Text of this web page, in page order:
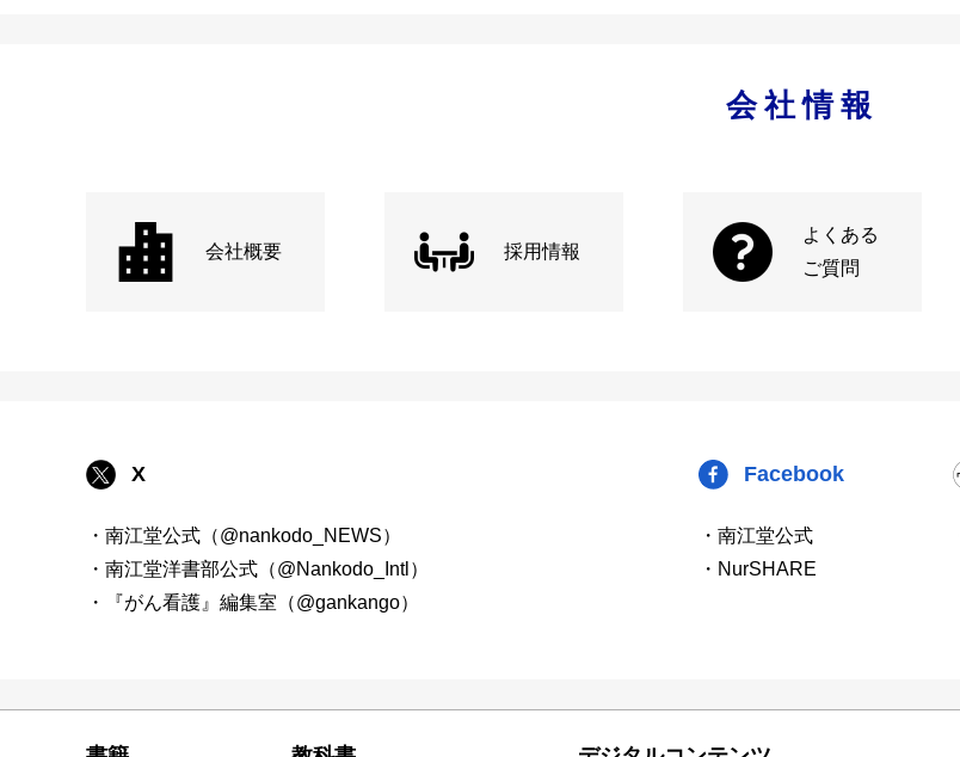
会社情報
会社概要 採用情報
よくある
ご質問
X
・南江堂公式（@nankodo_NEWS）
・南江堂洋書部公式（@Nankodo_Intl）
・『がん看護』編集室（@gankango）
Facebook
・南江堂公式
・NurSHARE